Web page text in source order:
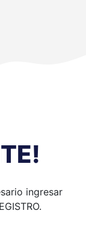
ingresar